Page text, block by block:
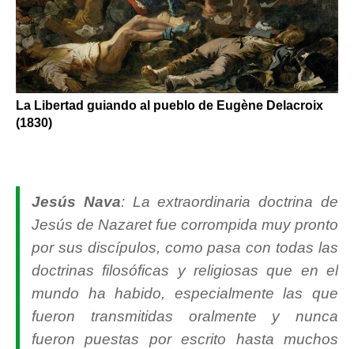
La Libertad guiando al pueblo de Eugène Delacroix
(1830)
Jesús Nava: La extraordinaria doctrina de
Jesús de Nazaret fue corrompida muy pronto
por sus discípulos, como pasa con todas las
doctrinas filosóficas y religiosas que en el
mundo ha habido, especialmente las que
fueron transmitidas oralmente y nunca
fueron puestas por escrito hasta muchos